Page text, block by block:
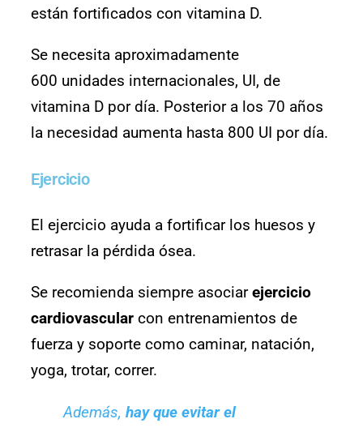
están fortificados con vitamina D.
Se necesita aproximadamente
600 unidades internacionales, UI, de
vitamina D por día. Posterior a los 70 años
la necesidad aumenta hasta 800 UI por día.
Ejercicio
El ejercicio ayuda a fortificar los huesos y
retrasar la pérdida ósea.
Se recomienda siempre asociarejercicio
cardiovascular con entrenamientos de
fuerza y soporte como caminar, natación,
yoga, trotar, correr.
Además, hay que evitar el